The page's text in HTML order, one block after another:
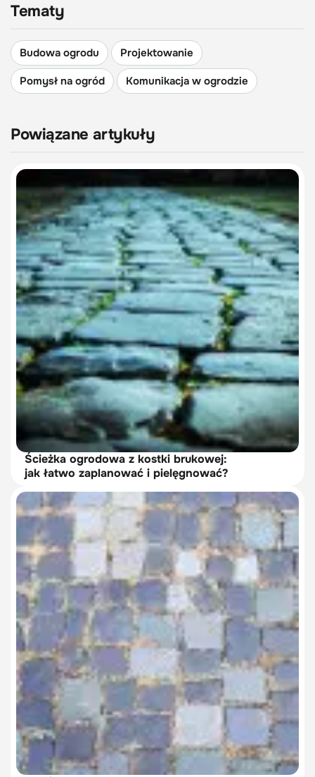
Tematy
Budowa ogrodu
Projektowanie
Pomysł na ogród
Komunikacja w ogrodzie
Powiązane artykuły
Ścieżka ogrodowa z kostki brukowej:
jak łatwo zaplanować i pielęgnować?